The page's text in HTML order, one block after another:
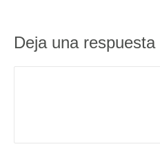
Deja una respuesta